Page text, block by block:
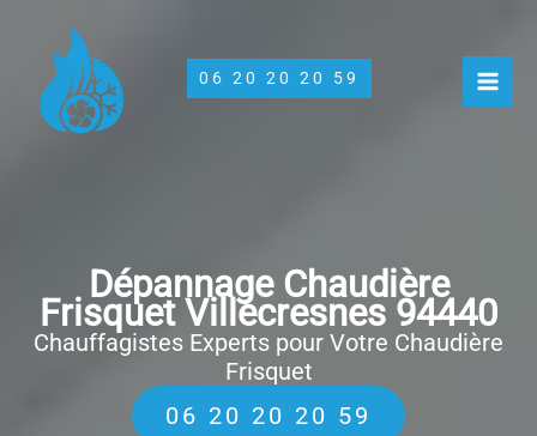
contenu
06 20 20 20 59
Dépannage Chaudière
Frisquet Villecresnes 94440
Chauffagistes Experts pour Votre Chaudière
Frisquet
06 20 20 20 59